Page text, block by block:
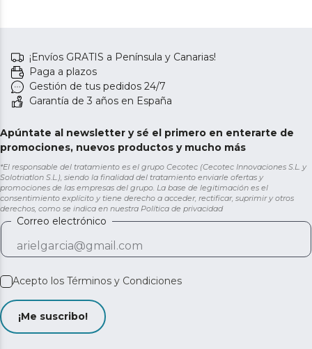
¡Envíos GRATIS a Península y Canarias!
Paga a plazos
Gestión de tus pedidos 24/7
Garantía de 3 años en España
Apúntate al newsletter y sé el primero en enterarte de
promociones, nuevos productos y mucho más
*El responsable del tratamiento es el grupo Cecotec (Cecotec Innovaciones S.L. y
Solotriatlon S.L.), siendo la finalidad del tratamiento enviarle ofertas y
promociones de las empresas del grupo. La base de legitimación es el
consentimiento explícito y tiene derecho a acceder, rectificar, suprimir y otros
derechos, como se indica en nuestra Política de privacidad
Correo electrónico
Acepto los Términos y Condiciones
¡Me suscribo!